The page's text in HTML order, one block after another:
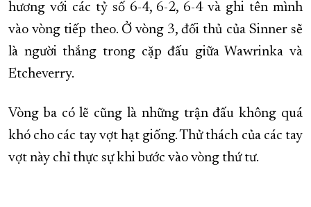
hương với các tỷ số 6-4, 6-2, 6-4 và ghi tên mình
vào vòng tiếp theo. Ở vòng 3, đối thủ của Sinner sẽ
là người thắng trong cặp đấu giữa Wawrinka và
Etcheverry.
Vòng ba có lẽ cũng là những trận đấu không quá
khó cho các tay vợt hạt giống. Thử thách của các tay
vợt này chỉ thực sự khi bước vào vòng thứ tư.